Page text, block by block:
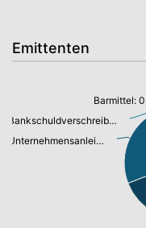
Emittenten
Unternehmensanleihen: 25,09%
Bankschuldverschreibung: 3,73%
Barmittel: